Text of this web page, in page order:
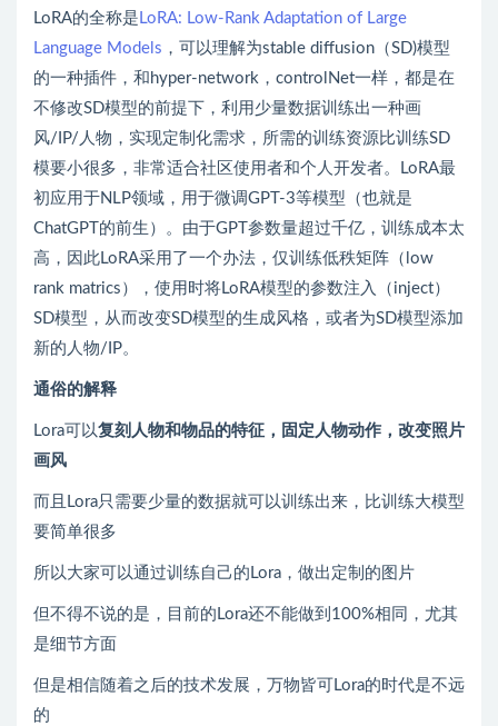
LoRA的全称是 LoRA: Low-Rank Adaptation of Large
Language Models ，可以理解为stable diffusion（SD)模型
的一种插件，和hyper-network，controlNet一样，都是在
不修改SD模型的前提下，利用少量数据训练出一种画
风/IP/人物，实现定制化需求，所需的训练资源比训练SD
模要小很多，非常适合社区使用者和个人开发者。LoRA最
初应用于NLP领域，用于微调GPT-3等模型（也就是
ChatGPT的前生）。由于GPT参数量超过千亿，训练成本太
高，因此LoRA采用了一个办法，仅训练低秩矩阵（low
rank matrics），使用时将LoRA模型的参数注入（inject）
SD模型，从而改变SD模型的生成风格，或者为SD模型添加
新的人物/IP。
通俗的解释
Lora可以复刻人物和物品的特征，固定人物动作，改变照片
画风
而且Lora只需要少量的数据就可以训练出来，比训练大模型
要简单很多
所以大家可以通过训练自己的Lora，做出定制的图片
但不得不说的是，目前的Lora还不能做到100%相同，尤其
是细节方面
但是相信随着之后的技术发展，万物皆可Lora的时代是不远
的